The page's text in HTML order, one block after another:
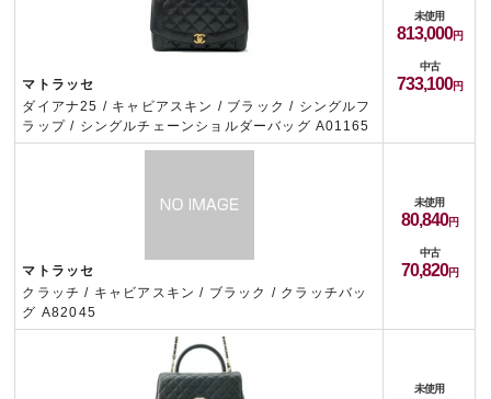
マトラッセ
ダイアナ25 / キャビアスキン / ブラック / シングルフ
ラップ / シングルチェーンショルダーバッグ A01165
未使用
813,000
中古
733,100
マトラッセ
クラッチ / キャビアスキン / ブラック / クラッチバッ
グ A82045
未使用
80,840
中古
70,820
未使用